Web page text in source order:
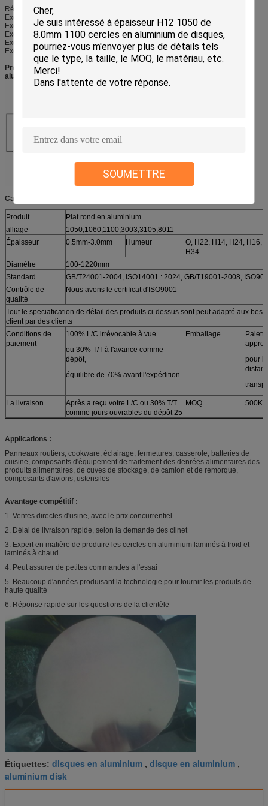
SOUMETTRE
Résistance contre la corrosion
Excellent formability
Excellentes caractéristiques de soudure
Excellente propriété malléable
Excellente résistance à la corrosion
Excellente conductivité
Production de la procédure à partir du lingot en aluminium aux cercles en
aluminium :
Caractéristiques :
Produit
Plat rond en aluminium
alliage
1050,1060,1100,3003,3105,8011
Épaisseur
0.5mm-3.0mm Humeur
O, H22, H14, H24, H16,
H34
Diamètre
100-1220mm
Standard
GB/T24001-2004, ISO14001 : 2024, GB/T19001-2008,
Contrôle de
qualité
Nous avons le certificat d'ISO9001
Tout le speciafication de détail des produits ci-dessus sont peut adapté aux
client par des clients
Conditions de
paiement
100% L/C irrévocable à vue
ou 30% T/T à l'avance comme
dépôt,
équilibre de 70% avant l'expédition
Emballage
pour
La livraison
Après a reçu votre L/C ou 30% T/T
comme jours ouvrables du dépôt 25
MOQ 500KG
Applications :
Panneaux routiers, cookware, éclairage, fermetures, casserole, batteries de
cuisine, composants d'équipement de traitement des denrées alimentaires des
produits alimentaires, de cuves de stockage, de camion et de remorque,
composants d'avions, ustensiles
Avantage compétitif :
1. Ventes directes d'usine, avec le prix concurrentiel.
2. Délai de livraison rapide, selon la demande des clinet
3. Expert en matière de produire les cercles en aluminium laminés à froid et
laminés à chaud
4. Peut assurer de petites commandes à l'essai
5. Beaucoup d'années produisant la technologie pour fournir les produits de
haute qualité
6. Réponse rapide sur les questions de la clientèle
Étiquettes: disques en aluminium , disque en aluminium ,
aluminium disk